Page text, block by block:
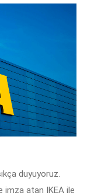
duyuyoruz.
imza atan IKEA ile